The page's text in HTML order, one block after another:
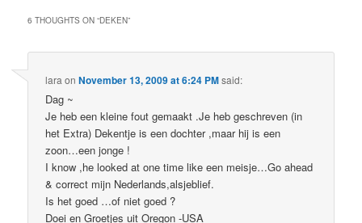
6 THOUGHTS ON “DEKEN”
lara onNovember 13, 2009 at 6:24 PMsaid:
Dag ~
Je heb een kleine fout gemaakt .Je heb geschreven (in
het Extra) Dekentje is een dochter ,maar hij is een
zoon…een jonge !
I know ,he looked at one time like een meisje…Go ahead
& correct mijn Nederlands,alsjeblief.
Is het goed …of niet goed ?
Doei en Groetjes uit Oregon -USA